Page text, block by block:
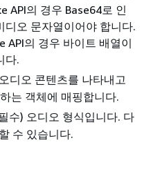
API의 경우 Base64로 인
디오 문자열이어야 합니다.
API의 경우 바이트 배열이
다.
디오 콘텐츠를 나타내고
는 객체에 매핑합니다.
수) 오디오 형식입니다. 다
수 있습니다.